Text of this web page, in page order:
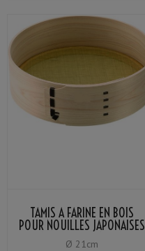
TAMIS À FARINE EN BOIS
POUR NOUILLES JAPONAISES
MAILLE LAITON 60
Ø 21cm